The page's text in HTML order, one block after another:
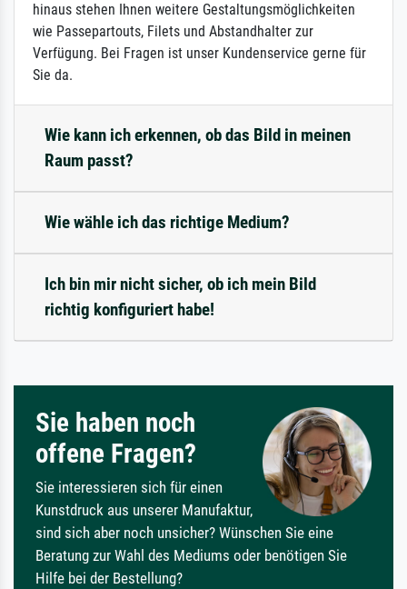
hinaus stehen Ihnen weitere Gestaltungsmöglichkeiten
wie Passepartouts, Filets und Abstandhalter zur
Verfügung. Bei Fragen ist unser Kundenservice gerne für
Sie da.
Wie kann ich erkennen, ob das Bild in meinen
Raum passt?
Wie wähle ich das richtige Medium?
Ich bin mir nicht sicher, ob ich mein Bild
richtig konfiguriert habe!
Sie haben noch
offene Fragen?
Sie interessieren sich für einen
Kunstdruck aus unserer Manufaktur,
sind sich aber noch unsicher? Wünschen Sie eine
Beratung zur Wahl des Mediums oder benötigen Sie
Hilfe bei der Bestellung?